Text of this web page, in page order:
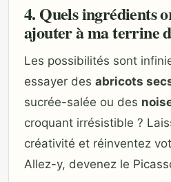
4. Quels ingrédients
ajouter à ma terrine
Les possibilités sont
essayer des abricots
sucrée-salée ou des
croquant irrésistible ?
créativité et réinventez
Allez-y, devenez le